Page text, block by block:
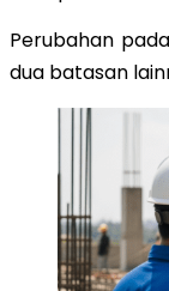
Perubahan
dua batasan